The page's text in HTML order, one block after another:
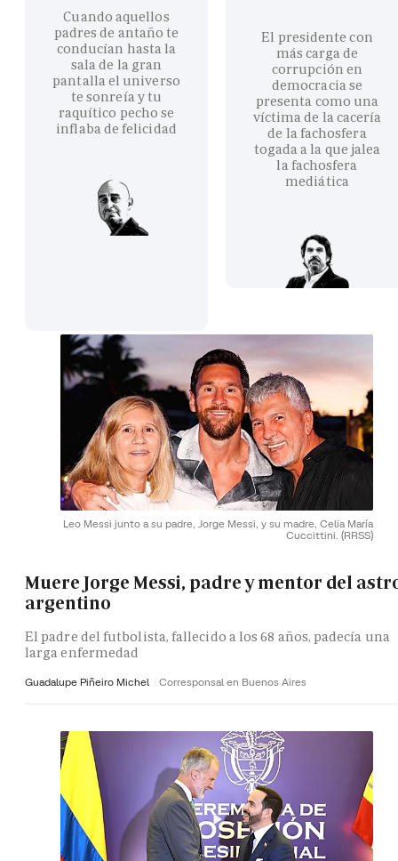
Cuando aquellos
padres de antaño te
conducían hasta la
sala de la gran
pantalla el universo
te sonreía y tu
raquítico pecho se
inflaba de felicidad
El presidente con
más carga de
corrupción en
democracia se
presenta como una
víctima de la cacería
de la fachosfera
togada a la que jalea
la fachosfera
mediática
Leo Messi junto a su padre, Jorge Messi, y su madre, Celia María
Cuccittini. (RRSS)
Muere Jorge Messi, padre y mentor del
argentino
El padre del futbolista, fallecido a los 68 años, padecía una
larga enfermedad
Guadalupe Piñeiro Michel Corresponsal en Buenos Aires